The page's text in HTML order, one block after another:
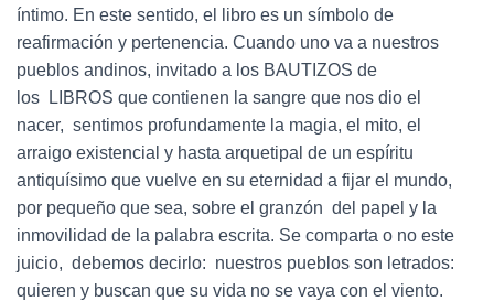
íntimo. En este sentido, el libro es un símbolo de
reafirmación y pertenencia. Cuando uno va a nuestros
pueblos andinos, invitado a los BAUTIZOS de
los LIBROS que contienen la sangre que nos dio el
nacer, sentimos profundamente la magia, el mito, el
arraigo existencial y hasta arquetipal de un espíritu
antiquísimo que vuelve en su eternidad a fijar el mundo,
por pequeño que sea, sobre el granzón del papel y la
inmovilidad de la palabra escrita. Se comparta o no este
juicio, debemos decirlo: nuestros pueblos son letrados:
quieren y buscan que su vida no se vaya con el viento.